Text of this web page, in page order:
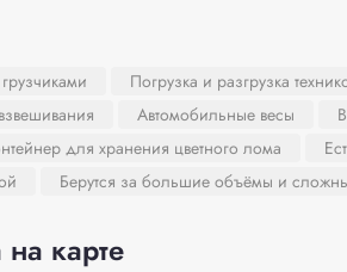
Погрузка и разгрузка
Автомобильные весы
для хранения цветного лома
Берутся за большие объёмы и
карте